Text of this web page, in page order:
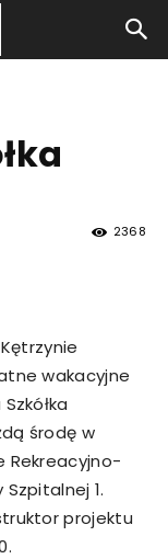
2368
wakacyjne
środę w
Rekreacyjno-
1.
projektu